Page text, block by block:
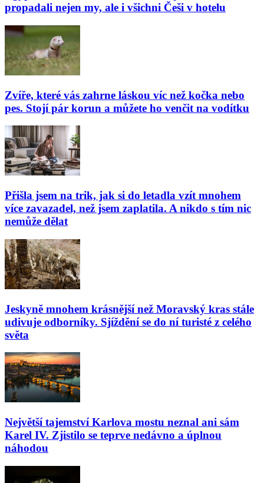
propadali nejen my, ale i všichni Češi v hotelu
Zvíře, které vás zahrne láskou víc než kočka nebo
pes. Stojí pár korun a můžete ho venčit na vodítku
Přišla jsem na trik, jak si do letadla vzít mnohem
více zavazadel, než jsem zaplatila. A nikdo s tím nic
nemůže dělat
Jeskyně mnohem krásnější než Moravský kras stále
udivuje odborníky. Sjíždění se do ní turisté z celého
světa
Největší tajemství Karlova mostu neznal ani sám
Karel IV. Zjistilo se teprve nedávno a úplnou
náhodou